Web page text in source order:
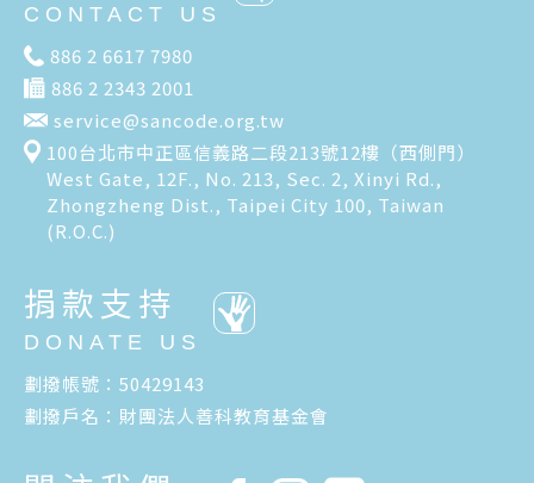
CONTACT US
886 2 6617 7980
886 2 2343 2001
service@sancode.org.tw
100台北市中正區信義路二段213號12樓（西側門）
West Gate, 12F., No. 213, Sec. 2, Xinyi Rd.,
Zhongzheng Dist., Taipei City 100, Taiwan
(R.O.C.)
捐款支持
DONATE US
劃撥帳號：50429143
劃撥戶名：財團法人善科教育基金會